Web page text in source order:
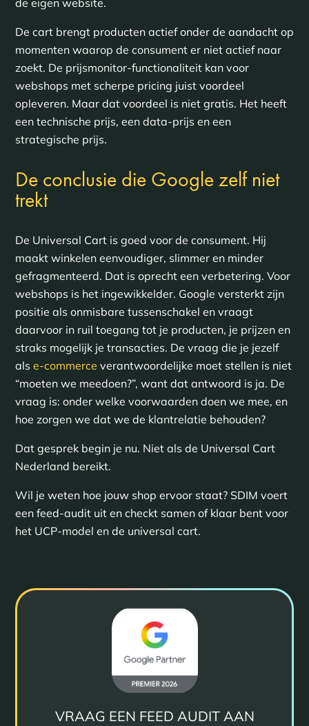
de eigen website.
De cart brengt producten actief onder de aandacht op
momenten waarop de consument er niet actief naar
zoekt. De prijsmonitor-functionaliteit kan voor
webshops met scherpe pricing juist voordeel
opleveren. Maar dat voordeel is niet gratis. Het heeft
een technische prijs, een data-prijs en een
strategische prijs.
De conclusie die Google zelf niet
trekt
De Universal Cart is goed voor de consument. Hij
maakt winkelen eenvoudiger, slimmer en minder
gefragmenteerd. Dat is oprecht een verbetering. Voor
webshops is het ingewikkelder. Google versterkt zijn
positie als onmisbare tussenschakel en vraagt
daarvoor in ruil toegang tot je producten, je prijzen en
straks mogelijk je transacties. De vraag die je jezelf
als e-commerce verantwoordelijke moet stellen is niet
“moeten we meedoen?”, want dat antwoord is ja. De
vraag is: onder welke voorwaarden doen we mee, en
hoe zorgen we dat we de klantrelatie behouden?
Dat gesprek begin je nu. Niet als de Universal Cart
Nederland bereikt.
Wil je weten hoe jouw shop ervoor staat? SDIM voert
een feed-audit uit en checkt samen of klaar bent voor
het UCP-model en de universal cart.
VRAAG EEN FEED AUDIT AAN